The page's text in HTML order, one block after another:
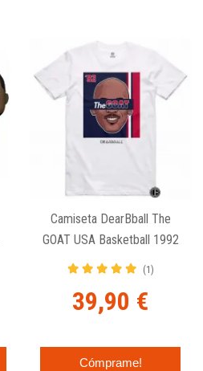
Camiseta DearBball The
GOAT USA Basketball 1992
White
(1)
39,90 €
Cómprame!